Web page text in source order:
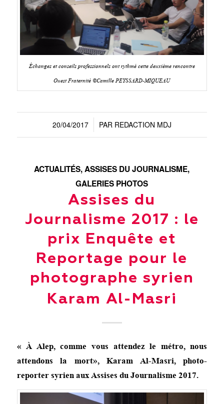
Échanges et conseils professionnels ont rythmé cette deuxième rencontre
Ouest Fraternité ©Camille PEYSSARD-MIQUEAU
20/04/2017
/ PAR REDACTION MDJ
ACTUALITÉS,ASSISES DU JOURNALISME,
GALERIES PHOTOS
Assises du
Journalisme 2017 : le
prix Enquête et
Reportage pour le
photographe syrien
Karam Al-Masri
« À Alep, comme vous attendez le métro, nous
attendons la mort», Karam Al-Masri, photo-
reporter syrien aux Assises du Journalisme 2017.